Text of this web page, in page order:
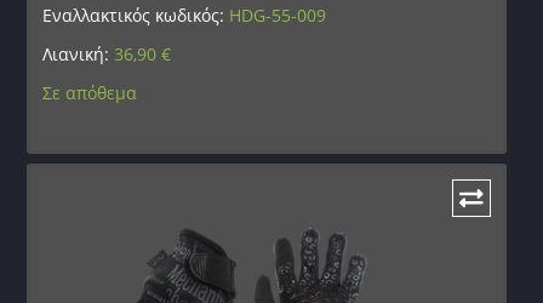
Εναλλακτικός κωδικός: HDG-55-009
Λιανική: 36,90€
Σε απόθεμα